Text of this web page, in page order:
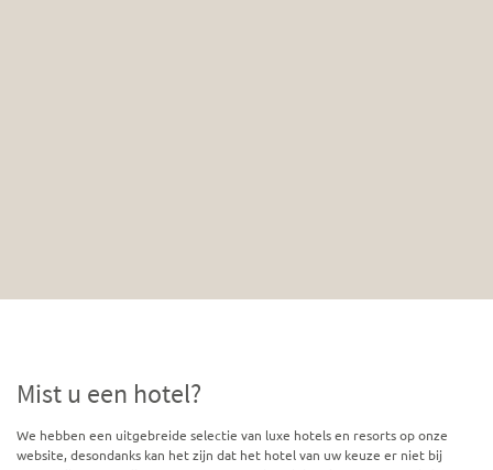
Mist u een hotel?
We hebben een uitgebreide selectie van luxe hotels en resorts op onze
website, desondanks kan het zijn dat het hotel van uw keuze er niet bij